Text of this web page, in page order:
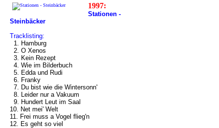
1997:
Stationen -
Steinbäcker
Tracklisting:
1. Hamburg
2. O Xenos
3. Kein Rezept
4. Wie im Bilderbuch
5. Edda und Rudi
6. Franky
7. Du bist wie die Wintersonn'
8. Leider nur a Vakuum
9. Hundert Leut im Saal
10. Net mei' Welt
11. Frei muss a Vogel flieg'n
12. Es geht so viel